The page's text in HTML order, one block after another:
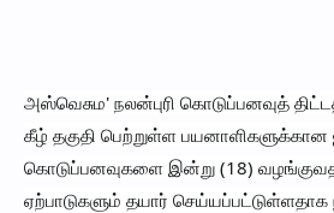
அஸ்வெசும' நலன்புரி கொடுப்பனவுத்
கீழ் தகுதி பெற்றுள்ள பயனாளிகளுக்கான
கொடுப்பனவுகளை இன்று (18)
ஏற்பாடுகளும் தயார்